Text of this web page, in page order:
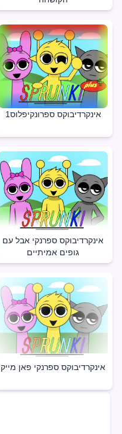
אינקרדיבוקס ספרונקיפלוס1
אינקרדיבוקס ספרנקי אבל עם
גופים אמיתיים
אינקרדיבוקס ספרנקי פאן מייק